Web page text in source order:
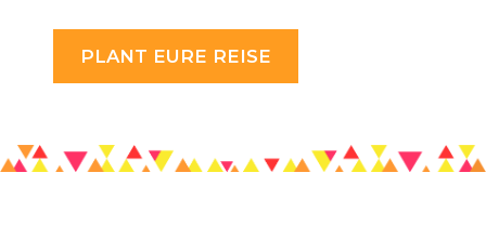
PLANT EURE REISE